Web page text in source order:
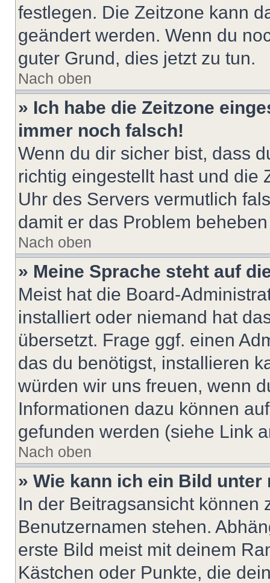
festlegen. Die Zeitzone kann
geändert werden. Wenn du
guter Grund, dies jetzt zu tun.
Nach oben
» Ich habe die Zeitzone
immer noch falsch!
Wenn du dir sicher bist, dass
richtig eingestellt hast und die
Uhr des Servers vermutlich
damit er das Problem
Nach oben
» Meine Sprache steht auf
Meist hat die Board-
installiert oder niemand hat
übersetzt. Frage ggf. einen
das du benötigst, installieren
würden wir uns freuen, wenn
Informationen dazu können
gefunden werden (siehe Link
Nach oben
» Wie kann ich ein Bild
In der Beitragsansicht können
Benutzernamen stehen.
erste Bild meist mit deinem
Kästchen oder Punkte, die